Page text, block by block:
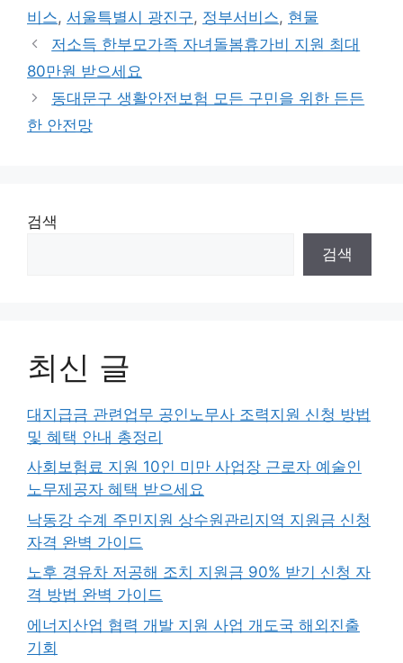
비스, 서울특별시 광진구, 정부서비스, 현물
저소득 한부모가족 자녀돌봄휴가비 지원 최대
80만원 받으세요
동대문구 생활안전보험 모든 구민을 위한 든든
한 안전망
검색
검색
최신 글
대지급금 관련업무 공인노무사 조력지원 신청 방법
및 혜택 안내 총정리
사회보험료 지원 10인 미만 사업장 근로자 예술인
노무제공자 혜택 받으세요
낙동강 수계 주민지원 상수원관리지역 지원금 신청
자격 완벽 가이드
노후 경유차 저공해 조치 지원금 90% 받기 신청 자
격 방법 완벽 가이드
에너지산업 협력 개발 지원 사업 개도국 해외진출
기회